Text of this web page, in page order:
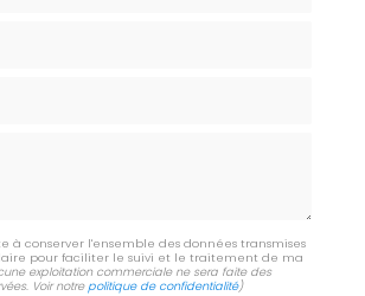
à conserver l'ensemble des données transmises
pour faciliter le suivi et le traitement de ma
exploitation commerciale ne sera faite des
Voir notrepolitique de confidentialité)